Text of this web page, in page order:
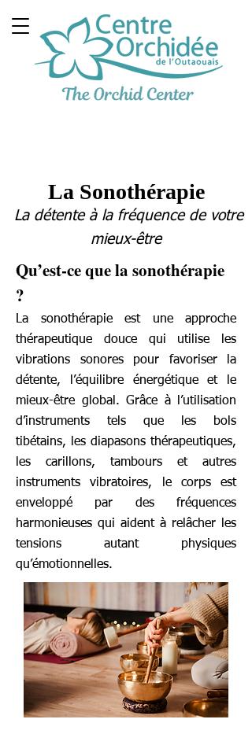
La Sonothérapie
La détente à la fréquence de votre
mieux-être
Qu’est-ce que la sonothérapie
?
La sonothérapie est une approche
thérapeutique douce qui utilise les
vibrations sonores pour favoriser la
détente, l’équilibre énergétique et le
mieux-être global. Grâce à l’utilisation
d’instruments tels que les bols
tibétains, les diapasons thérapeutiques,
les carillons, tambours et autres
instruments vibratoires, le corps est
enveloppé par des fréquences
harmonieuses qui aident à relâcher les
tensions autant physiques
qu’émotionnelles.